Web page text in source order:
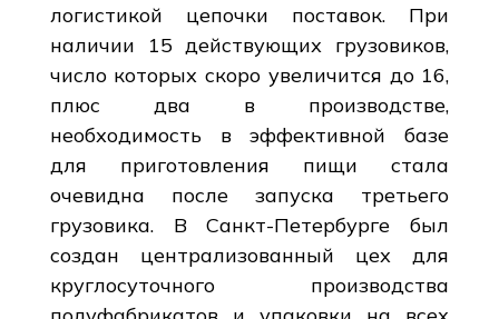
логистикой цепочки поставок. При
наличии 15 действующих грузовиков,
число которых скоро увеличится до 16,
плюс два в производстве,
необходимость в эффективной базе
для приготовления пищи стала
очевидна после запуска третьего
грузовика. В Санкт-Петербурге был
создан централизованный цех для
круглосуточного производства